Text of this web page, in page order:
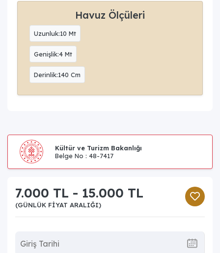
Havuz Ölçüleri
Uzunluk:10 Mt
Genişlik:4 Mt
Derinlik:140 Cm
Kültür ve Turizm Bakanlığı
Belge No : 48-7417
7.000 TL - 15.000 TL
(GÜNLÜK FIYAT ARALIĞI)